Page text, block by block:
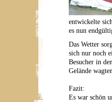
entwickelte
es nun
Das Wetter
sich nur noch
Besucher in
Gelände
Fazit:
Es war schön